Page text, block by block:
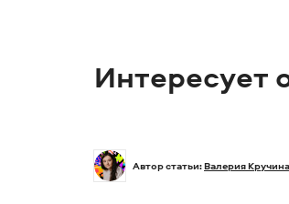
Интересует
Автор статьи: Валерия Кручина